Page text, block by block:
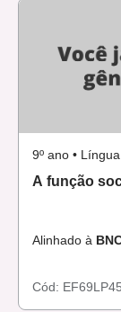
9º ano •
A função
Alinhado à
Cód: EF69LP45